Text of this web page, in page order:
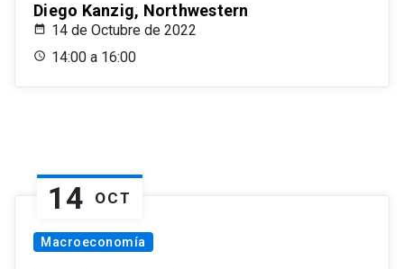
Diego Kanzig, Northwestern
14 de Octubre de 2022
14:00 a 16:00
14 OCT
Macroeconomía